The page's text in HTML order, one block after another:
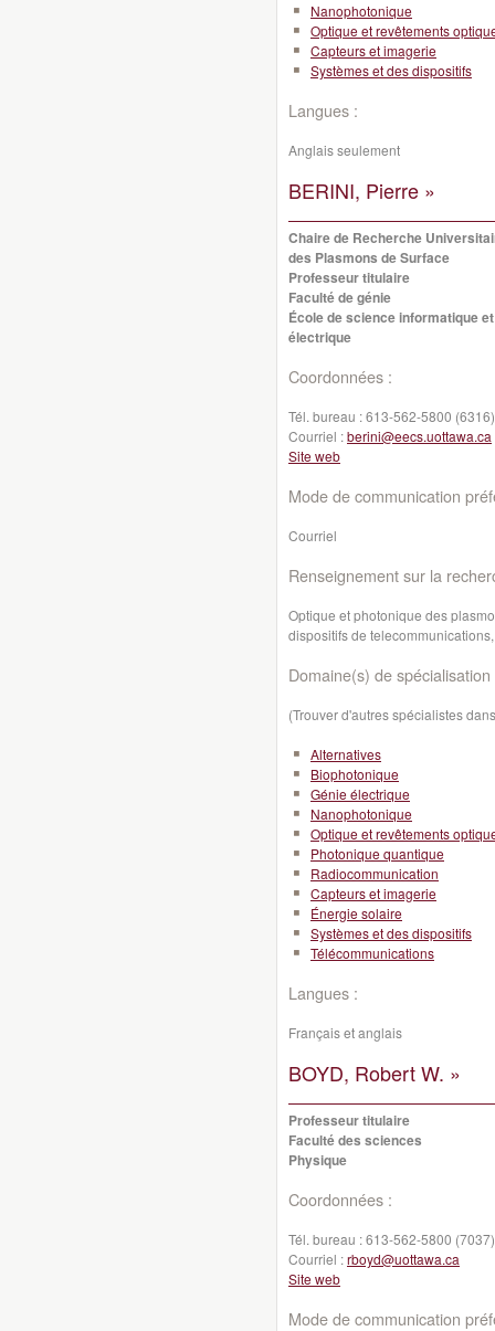
Nanophotonique
Optique et revêtements
Capteurs et imagerie
Systèmes et des dispositifs
Langues :
Anglais seulement
BERINI, Pierre »
Chaire de Recherche
des Plasmons de Surface
Professeur titulaire
Faculté de génie
École de science informatique
électrique
Coordonnées :
Tél. bureau :613-562-5800 (6316)
Courriel :berini@eecs.uottawa.ca
Site web
Mode de communication
Courriel
Renseignement sur la
Optique et photonique des
dispositifs de
Domaine(s) de spécialisation
(Trouver d'autres spécialistes
Alternatives
Biophotonique
Génie électrique
Nanophotonique
Optique et revêtements
Photonique quantique
Radiocommunication
Capteurs et imagerie
Énergie solaire
Systèmes et des dispositifs
Télécommunications
Langues :
Français et anglais
BOYD, Robert W. »
Professeur titulaire
Faculté des sciences
Physique
Coordonnées :
Tél. bureau :613-562-5800 (7037)
Courriel :rboyd@uottawa.ca
Site web
Mode de communication